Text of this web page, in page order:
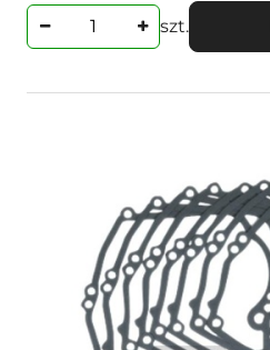
szt.